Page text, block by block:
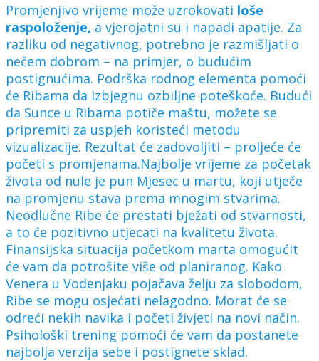
Promjenjivo vrijeme može uzrokovati loše
raspoloženje, a vjerojatni su i napadi apatije. Za
razliku od negativnog, potrebno je razmišljati o
nečem dobrom – na primjer, o budućim
postignućima. Podrška rodnog elementa pomoći
će Ribama da izbjegnu ozbiljne poteškoće. Budući
da Sunce u Ribama potiče maštu, možete se
pripremiti za uspjeh koristeći metodu
vizualizacije. Rezultat će zadovoljiti – proljeće će
početi s promjenama.Najbolje vrijeme za početak
života od nule je pun Mjesec u martu, koji utječe
na promjenu stava prema mnogim stvarima.
Neodlučne Ribe će prestati bježati od stvarnosti,
a to će pozitivno utjecati na kvalitetu života.
Finansijska situacija početkom marta omogućit
će vam da potrošite više od planiranog. Kako
Venera u Vodenjaku pojačava želju za slobodom,
Ribe se mogu osjećati nelagodno. Morat će se
odreći nekih navika i početi živjeti na novi način.
Psihološki trening pomoći će vam da postanete
najbolja verzija sebe i postignete sklad.